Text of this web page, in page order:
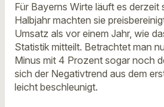
Für Bayerns Wirte läuft es derzeit
Halbjahr machten sie
Umsatz als vor einem Jahr, wie
Statistik mitteilt. Betrachtet man
Minus mit 4 Prozent sogar noch
sich der Negativtrend aus dem
leicht beschleunigt.